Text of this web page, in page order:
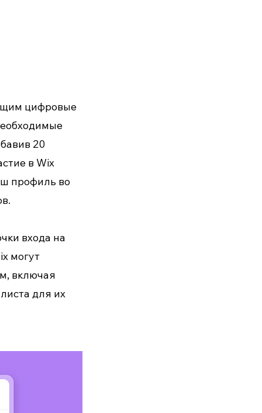
цифровые
20
в Wix
профиль во
входа на
могут
включая
для их